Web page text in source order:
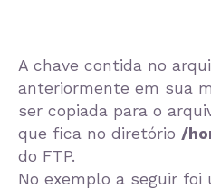
A chave contida no
anteriormente em sua
ser copiada para o
que fica no diretório /
do FTP.
No exemplo a seguir foi